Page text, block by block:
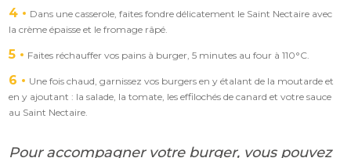
4
Dans une casserole, faites fondre délicatement le Saint Nectaire avec
la crème épaisse et le fromage râpé.
5 Faites réchauffer vos pains à burger, 5 minutes au four à 110°C.
6
Une fois chaud, garnissez vos burgers en y étalant de la moutarde et
en y ajoutant : la salade, la tomate, les effilochés de canard et votre sauce
au Saint Nectaire.
Pour accompagner votre burger, vous pouvez